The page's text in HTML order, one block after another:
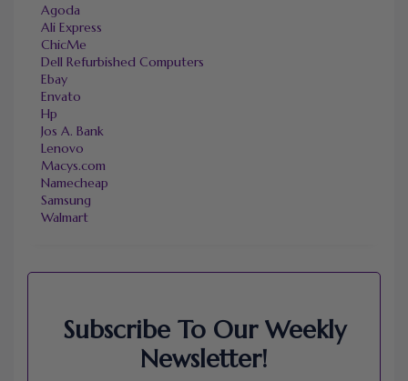
Agoda
Ali Express
ChicMe
Dell Refurbished Computers
Ebay
Envato
Hp
Jos A. Bank
Lenovo
Macys.com
Namecheap
Samsung
Walmart
Subscribe To Our Weekly
Newsletter!